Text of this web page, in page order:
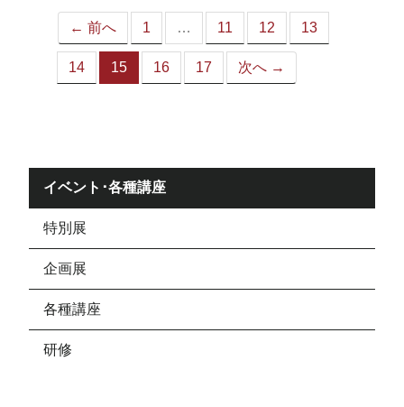
← 前へ 1 … 11 12 13
14 15
（こ
16 17 次へ →
イベント･各種講座
特別展
企画展
各種講座
研修